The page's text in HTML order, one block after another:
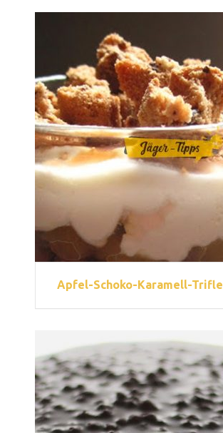
Apfel-Schoko-Karamell-Trifle